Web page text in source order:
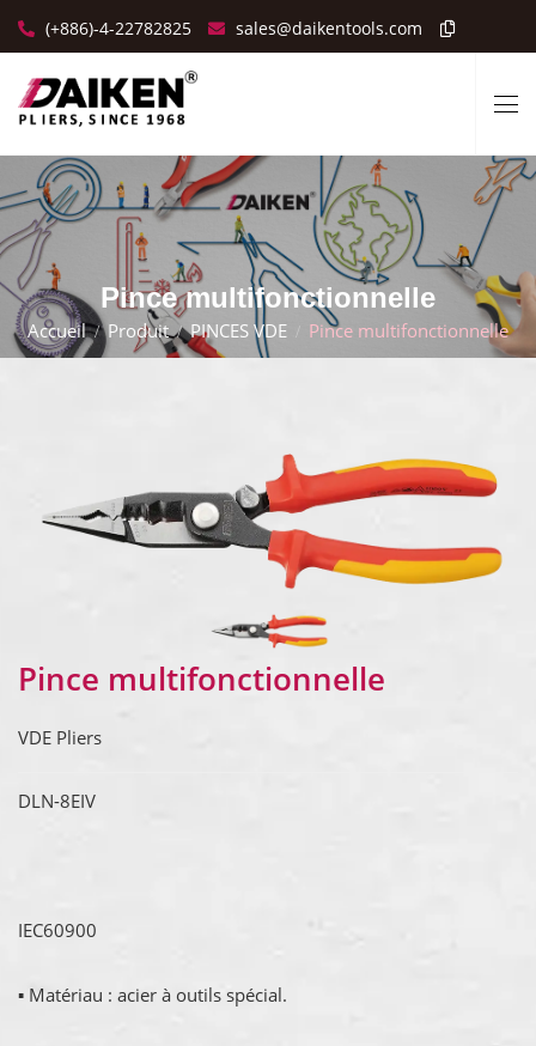
(+886)-4-22782825 sales@daikentools.com
Pince multifonctionnelle
Accueil Produit PINCES VDE Pince multifonctionnelle
Pince multifonctionnelle
VDE Pliers
DLN-8EIV
IEC60900
▪ Matériau : acier à outils spécial.